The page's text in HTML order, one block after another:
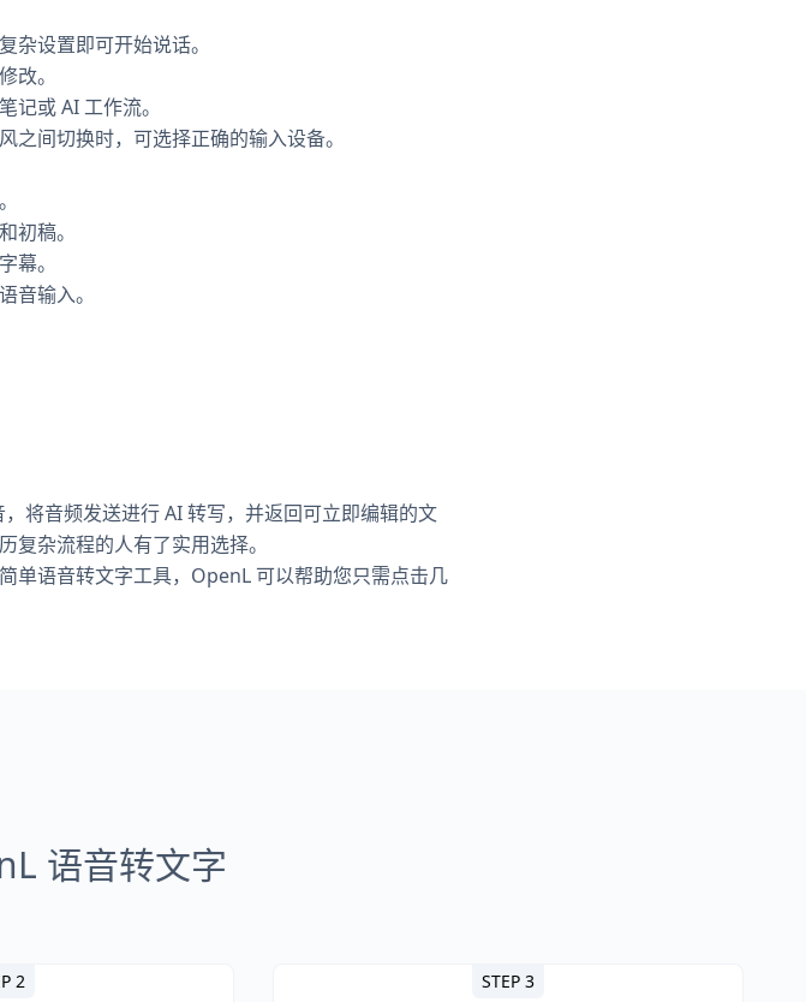
杂设置即可开始说话。
改。
记或 AI 工作流。
之间切换时，可选择正确的输入设备。
初稿。
幕。
音输入。
将音频发送进行 AI 转写，并返回可立即编辑的文
杂流程的人有了实用选择。
单语音转文字工具，OpenL 可以帮助您只需点击几
语音转文字
2 STEP 3